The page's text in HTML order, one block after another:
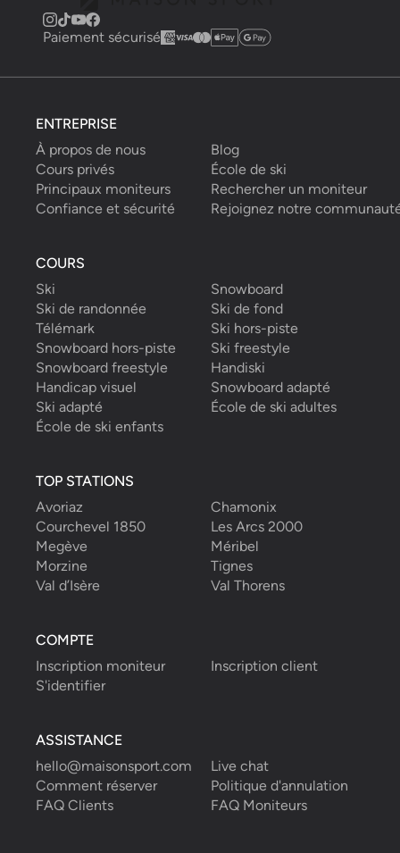
Paiement sécurisé
ENTREPRISE
À propos de nous
Blog
Cours privés
École de ski
Principaux moniteurs
Rechercher un moniteur
Confiance et sécurité
Rejoignez notre
COURS
Ski
Snowboard
Ski de randonnée
Ski de fond
Télémark
Ski hors-piste
Snowboard hors-piste
Ski freestyle
Snowboard freestyle
Handiski
Handicap visuel
Snowboard adapté
Ski adapté
École de ski adultes
École de ski enfants
TOP STATIONS
Avoriaz
Chamonix
Courchevel 1850
Les Arcs 2000
Megève
Méribel
Morzine
Tignes
Val d’Isère
Val Thorens
COMPTE
Inscription moniteur
Inscription client
S'identifier
ASSISTANCE
hello@maisonsport.com
Live chat
Comment réserver
Politique d'annulation
FAQ Clients
FAQ Moniteurs